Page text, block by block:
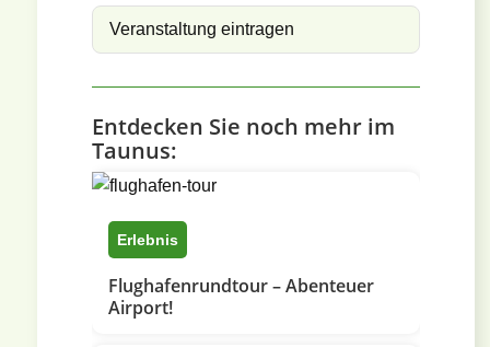
Veranstaltung eintragen
Entdecken Sie noch mehr im
Taunus:
Erlebnis
Flughafenrundtour – Abenteuer
Airport!